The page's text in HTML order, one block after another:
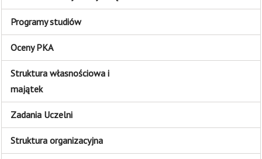
Programy studiów
Oceny PKA
Struktura własnościowa i
majątek
Zadania Uczelni
Struktura organizacyjna